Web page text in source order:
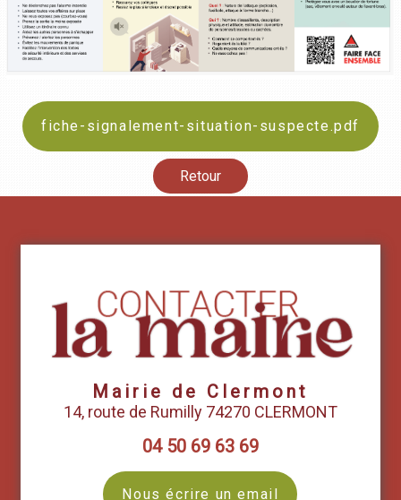
fiche-signalement-situation-suspecte.pdf
Retour
Mairie de Clermont
14, route de Rumilly 74270 CLERMONT
04 50 69 63 69
Nous écrire un email